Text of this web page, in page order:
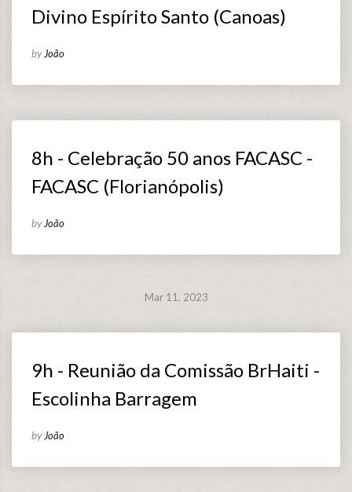
Divino Espírito Santo (Canoas)
by João
8h - Celebração 50 anos FACASC -
FACASC (Florianópolis)
by João
Mar 11, 2023
9h - Reunião da Comissão BrHaiti -
Escolinha Barragem
by João